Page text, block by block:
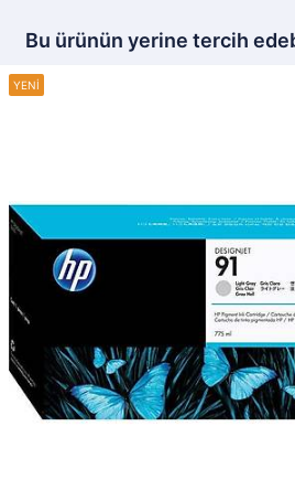
Bu ürünün yerine tercih